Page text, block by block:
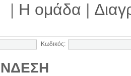
| Η ομάδα |
Κωδικός: